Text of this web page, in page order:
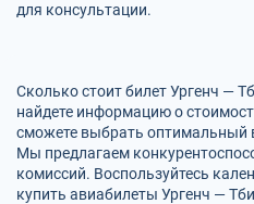
для консультации.
Сколько стоит билет Ургенч —
найдете информацию о
сможете выбрать оптимальный
Мы предлагаем
комиссий. Воспользуйтесь
купить авиабилеты Ургенч —